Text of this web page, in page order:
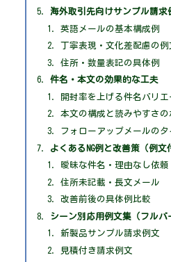
海外取引先向けサンプル請求
英語メールの基本構成例
丁寧表現・文化差配慮の例
住所・数量表記の具体例
件名・本文の効果的な工夫
開封率を上げる件名バリエ
本文の構成と読みやすさの
フォローアップメールの
よくあるNG例と改善策（例文
曖昧な件名・理由なし依頼
住所未記載・長文メール
改善前後の具体例比較
シーン別応用例文集（フルバ
新製品サンプル請求例文
見積付き請求例文